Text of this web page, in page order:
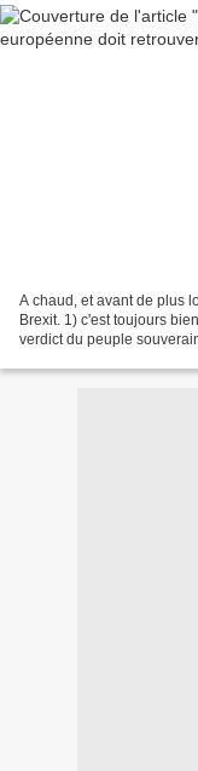
A chaud, et avant de plus
Brexit. 1) c'est toujours
verdict du peuple